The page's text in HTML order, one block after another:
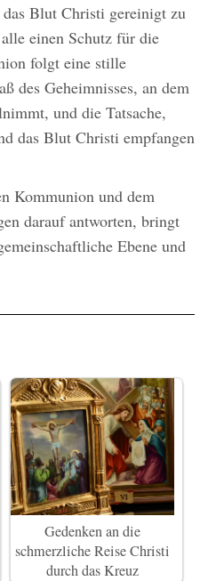
Blut Christi gereinigt zu
einen Schutz für die
folgt eine stille
des Geheimnisses, an dem
und die Tatsache,
das Blut Christi empfangen
Kommunion und dem
darauf antworten, bringt
Ebene und
Gedenken an die
schmerzliche Reise Christi
durch das Kreuz